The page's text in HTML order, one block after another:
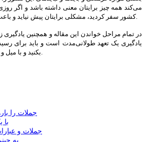
می‌کند همه چیز برایتان معنی داشته باشد و اگر
کشور سفر کردید، مشکلی برایتان پیش نیاید و باعث شرمساری و ناراحتی نشود.
در تمام مراحل خواندن این مقاله و همچنین یادگیری
یادگیری یک تعهد طولانی‌مدت است و باید برای
جملات را
جملات و
به